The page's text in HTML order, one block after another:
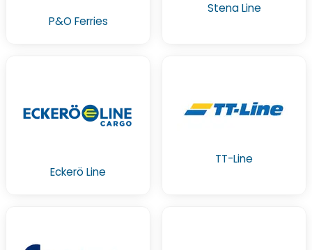
P&O Ferries
Stena Line
Eckerö Line
TT-Line